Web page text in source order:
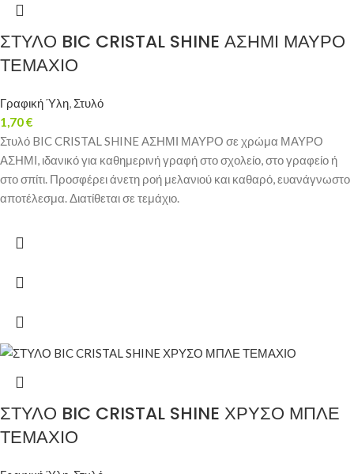
ΣΤΥΛΟ BIC CRISTAL SHINE ΑΣΗΜΙ ΜΑΥΡΟ
ΤΕΜΑΧΙΟ
Γραφική Ύλη, Στυλό
1,70€
Στυλό BIC CRISTAL SHINE ΑΣΗΜΙ ΜΑΥΡΟ σε χρώμα ΜΑΥΡΟ
ΑΣΗΜΙ, ιδανικό για καθημερινή γραφή στο σχολείο, στο γραφείο ή
στο σπίτι. Προσφέρει άνετη ροή μελανιού και καθαρό, ευανάγνωστο
αποτέλεσμα. Διατίθεται σε τεμάχιο.
ΣΤΥΛΟ BIC CRISTAL SHINE ΧΡΥΣΟ ΜΠΛΕ
ΤΕΜΑΧΙΟ